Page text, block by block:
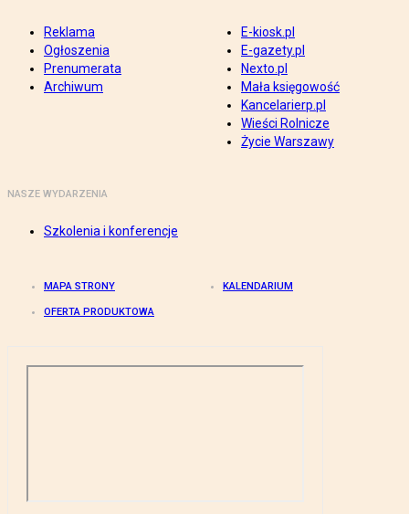
Reklama
Ogłoszenia
Prenumerata
Archiwum
E-kiosk.pl
E-gazety.pl
Nexto.pl
Mała księgowość
Kancelarierp.pl
Wieści Rolnicze
Życie Warszawy
NASZE WYDARZENIA
Szkolenia i konferencje
MAPA STRONY KALENDARIUM
OFERTA PRODUKTOWA